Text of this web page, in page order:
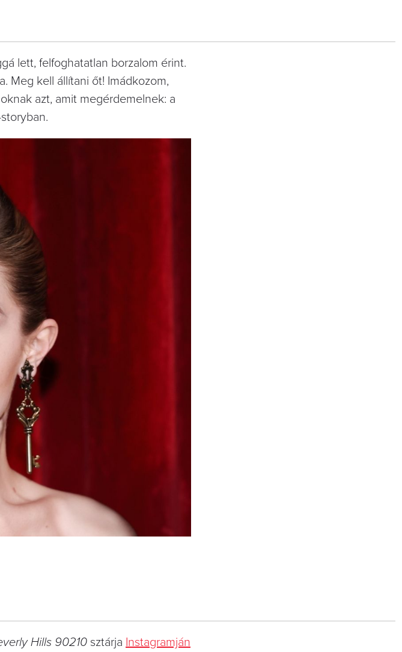
lett, felfoghatatlan borzalom érint.
Meg kell állítani őt! Imádkozom,
azt, amit megérdemelnek: a
Hills 90210 sztárja Instagramján